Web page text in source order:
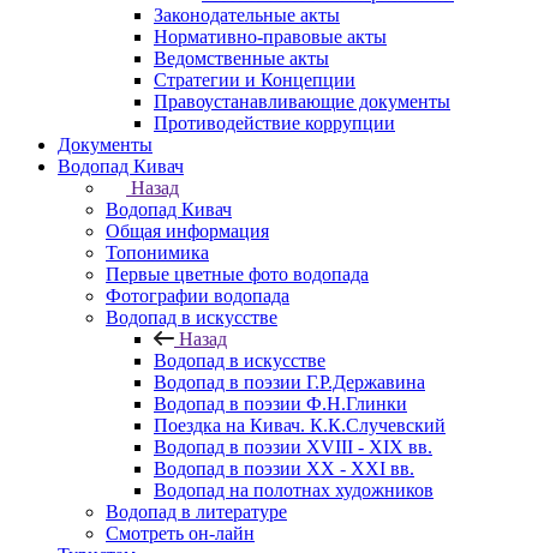
Законодательные акты
Нормативно-правовые акты
Ведомственные акты
Стратегии и Концепции
Правоустанавливающие документы
Противодействие коррупции
Документы
Водопад Кивач
Назад
Водопад Кивач
Общая информация
Топонимика
Первые цветные фото водопада
Фотографии водопада
Водопад в искусстве
Назад
Водопад в искусстве
Водопад в поэзии Г.Р.Державина
Водопад в поэзии Ф.Н.Глинки
Поездка на Кивач. К.К.Случевский
Водопад в поэзии XVIII - XIX вв.
Водопад в поэзии XX - XXI вв.
Водопад на полотнах художников
Водопад в литературе
Смотреть он-лайн